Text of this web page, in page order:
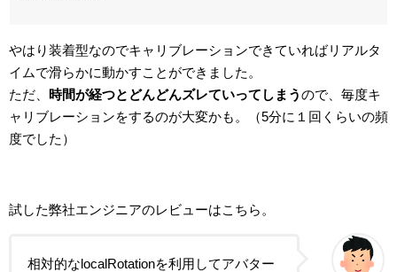
やはり装着型なのでキャリブレーションできていればリアルタ
イムで滑らかに動かすことができました。
ただ、 時間が経つとどんどんズレていってしまうので、毎度キ
ャリブレーションをするのが大変かも。（5分に１回くらいの頻
度でした）
試した弊社エンジニアのレビューはこちら。
相対的なlocalRotationを利用してアバター